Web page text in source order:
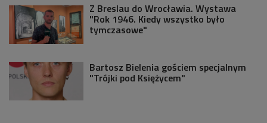
Z Breslau do Wrocławia. Wystawa
"Rok 1946. Kiedy wszystko było
tymczasowe"
Bartosz Bielenia gościem specjalnym
"Trójki pod Księżycem"